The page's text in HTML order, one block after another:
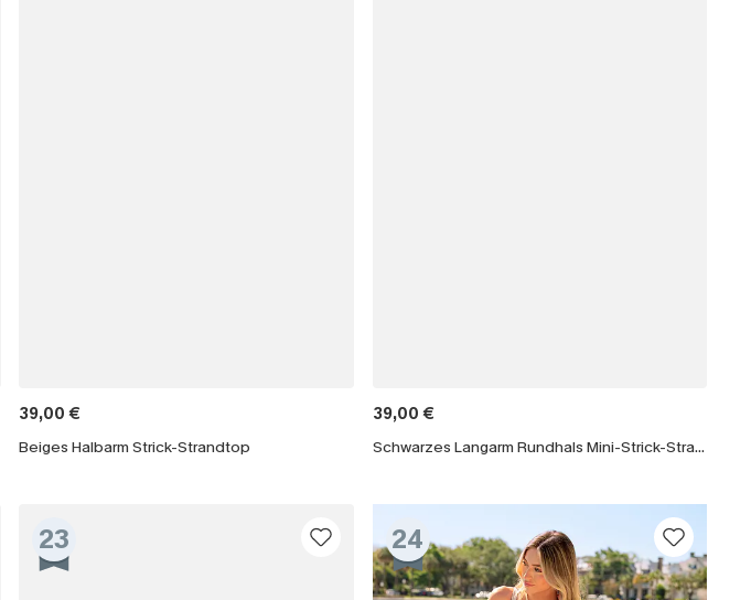
39,00 €
Beiges Halbarm Strick-Strandtop
39,00 €
Schwarzes Langarm Rundhals Mini-Strick-Strandkleid
23 24